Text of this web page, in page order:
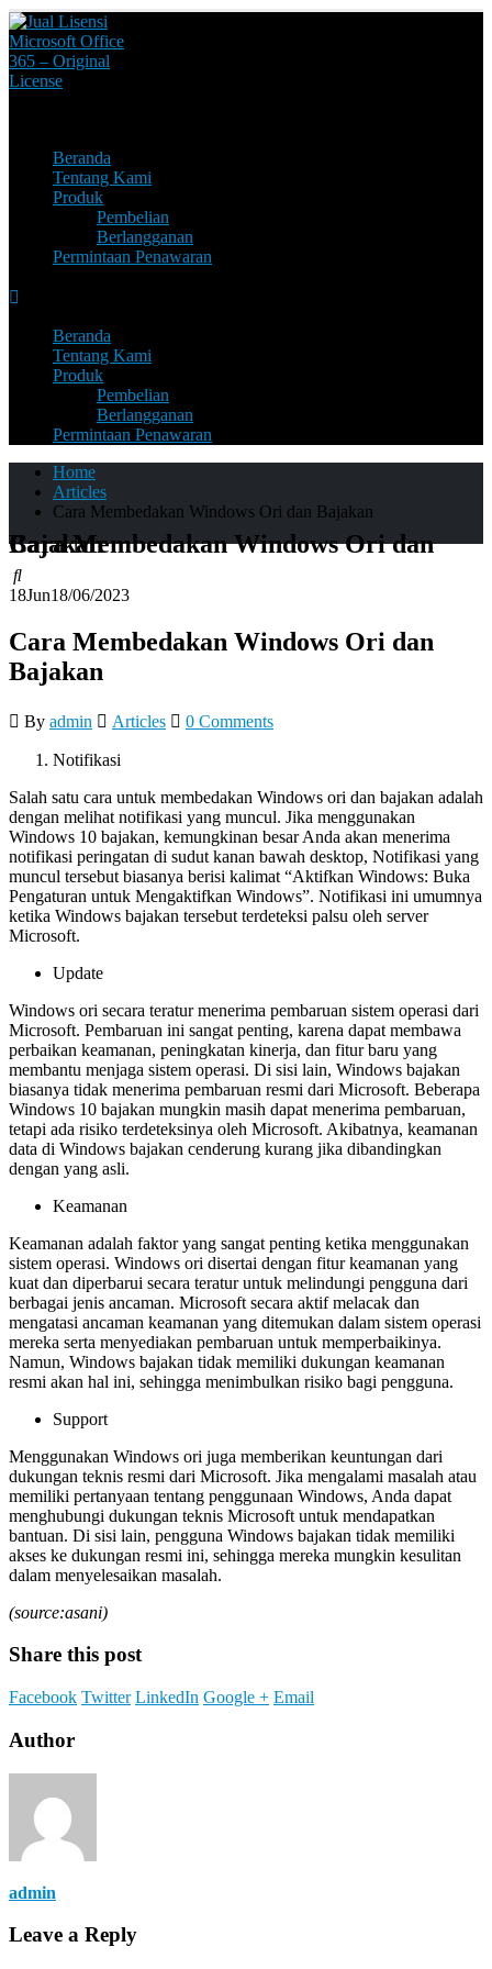
Beranda
Tentang Kami
Produk
Pembelian
Berlangganan
Permintaan Penawaran
Beranda
Tentang Kami
Produk
Pembelian
Berlangganan
Permintaan Penawaran
Home
Articles
Cara Membedakan Windows Ori dan Bajakan
Cara Membedakan Windows Ori dan Bajakan
18Jun18/06/2023
Cara Membedakan Windows Ori dan
Bajakan
By admin Articles 0 Comments
Notifikasi
Salah satu cara untuk membedakan Windows ori dan bajakan adalah
dengan melihat notifikasi yang muncul. Jika menggunakan
Windows 10 bajakan, kemungkinan besar Anda akan menerima
notifikasi peringatan di sudut kanan bawah desktop, Notifikasi yang
muncul tersebut biasanya berisi kalimat “Aktifkan Windows: Buka
Pengaturan untuk Mengaktifkan Windows”. Notifikasi ini umumnya
ketika Windows bajakan tersebut terdeteksi palsu oleh server
Microsoft.
Update
Windows ori secara teratur menerima pembaruan sistem operasi dari
Microsoft. Pembaruan ini sangat penting, karena dapat membawa
perbaikan keamanan, peningkatan kinerja, dan fitur baru yang
membantu menjaga sistem operasi. Di sisi lain, Windows bajakan
biasanya tidak menerima pembaruan resmi dari Microsoft. Beberapa
Windows 10 bajakan mungkin masih dapat menerima pembaruan,
tetapi ada risiko terdeteksinya oleh Microsoft. Akibatnya, keamanan
data di Windows bajakan cenderung kurang jika dibandingkan
dengan yang asli.
Keamanan
Keamanan adalah faktor yang sangat penting ketika menggunakan
sistem operasi. Windows ori disertai dengan fitur keamanan yang
kuat dan diperbarui secara teratur untuk melindungi pengguna dari
berbagai jenis ancaman. Microsoft secara aktif melacak dan
mengatasi ancaman keamanan yang ditemukan dalam sistem operasi
mereka serta menyediakan pembaruan untuk memperbaikinya.
Namun, Windows bajakan tidak memiliki dukungan keamanan
resmi akan hal ini, sehingga menimbulkan risiko bagi pengguna.
Support
Menggunakan Windows ori juga memberikan keuntungan dari
dukungan teknis resmi dari Microsoft. Jika mengalami masalah atau
memiliki pertanyaan tentang penggunaan Windows, Anda dapat
menghubungi dukungan teknis Microsoft untuk mendapatkan
bantuan. Di sisi lain, pengguna Windows bajakan tidak memiliki
akses ke dukungan resmi ini, sehingga mereka mungkin kesulitan
dalam menyelesaikan masalah.
(source:asani)
Share this post
Facebook Twitter LinkedIn Google + Email
Author
admin
Leave a Reply